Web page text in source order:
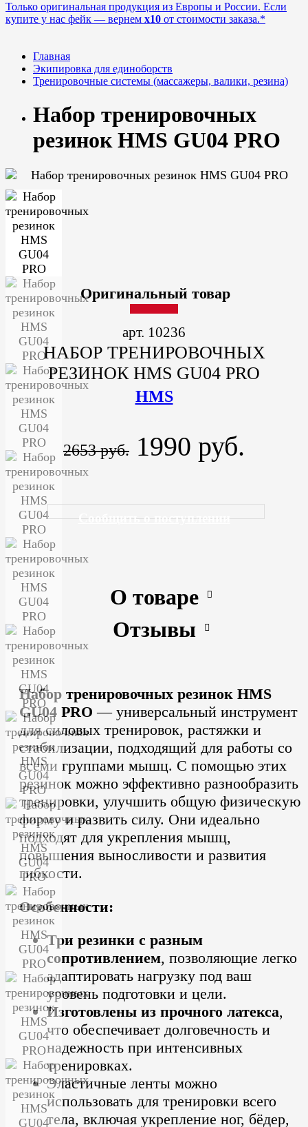
Только оригинальная продукция из Европы и России. Если
купите у нас фейк — вернем x10 от стоимости заказа.*
Главная
Экипировка для единоборств
Тренировочные системы (массажеры, валики, резина)
Набор тренировочных
резинок HMS GU04 PRO
арт. 10236
НАБОР ТРЕНИРОВОЧНЫХ
РЕЗИНОК HMS GU04 PRO
HMS
Оригинальный товар
2653 руб. 1990 руб.
Сообщить о поступлении
О товаре
Отзывы
Набор тренировочных резинок HMS
GU04 PRO — универсальный инструмент
для силовых тренировок, растяжки и
стабилизации, подходящий для работы со
всеми группами мышц. С помощью этих
резинок можно эффективно разнообразить
тренировки, улучшить общую физическую
форму и развить силу. Они идеально
подходят для укрепления мышц,
повышения выносливости и развития
гибкости.
Особенности:
Три резинки с разным
сопротивлением, позволяющие легко
адаптировать нагрузку под ваш
уровень подготовки и цели.
Изготовлены из прочного латекса,
что обеспечивает долговечность и
надежность при интенсивных
тренировках.
Эластичные ленты можно
использовать для тренировки всего
тела, включая укрепление ног, бёдер,